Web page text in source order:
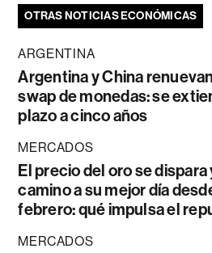
OTRAS NOTICIAS ECONÓMICAS
ARGENTINA
Argentina y China
swap de monedas: se
plazo a cinco años
MERCADOS
El precio del oro se dispara
camino a su mejor día
febrero: qué impulsa el
MERCADOS